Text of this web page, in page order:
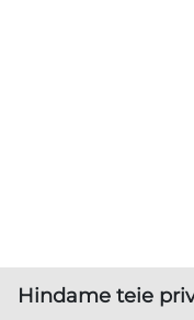
Hindame teie